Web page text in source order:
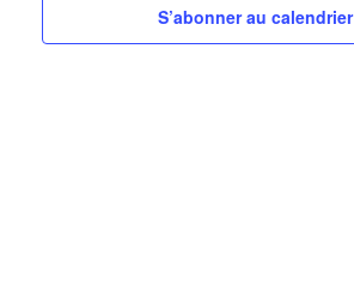
S’abonner au calendrier